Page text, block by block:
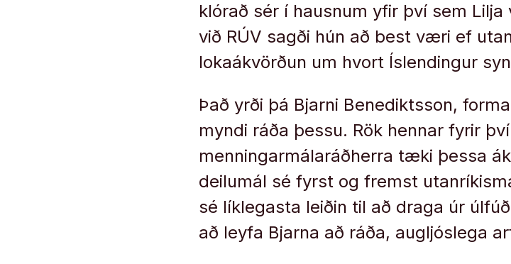
klórað sér í hausnum yfir því sem
við RÚV sagði hún að best væri ef
lokaákvörðun um hvort Íslendingur
Það yrði þá Bjarni Benediktsson,
myndi ráða þessu. Rök hennar fyrir
menningarmálaráðherra tæki þessa
deilumál sé fyrst og fremst
sé líklegasta leiðin til að draga úr
að leyfa Bjarna að ráða, augljóslega